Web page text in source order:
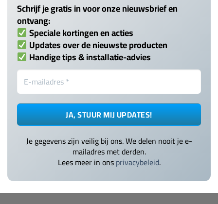
Schrijf je gratis in voor onze nieuwsbrief en
ontvang:
Speciale kortingen en acties
Updates over de nieuwste producten
Handige tips & installatie-advies
Je gegevens zijn veilig bij ons. We delen nooit je e-
mailadres met derden.
Lees meer in onsprivacybeleid.